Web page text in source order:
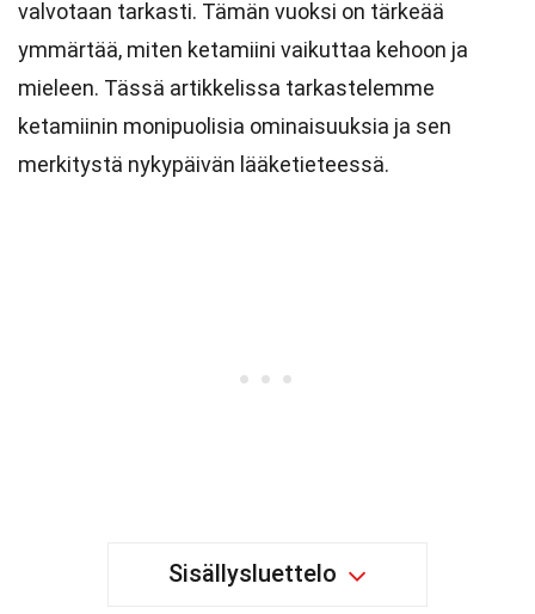
valvotaan tarkasti. Tämän vuoksi on tärkeää
ymmärtää, miten ketamiini vaikuttaa kehoon ja
mieleen. Tässä artikkelissa tarkastelemme
ketamiinin monipuolisia ominaisuuksia ja sen
merkitystä nykypäivän lääketieteessä.
Sisällysluettelo